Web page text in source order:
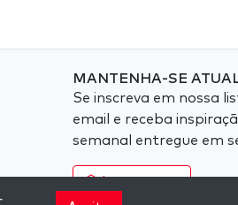
MANTENHA-SE
Se inscreva em nossa
email e receba
semanal entregue em